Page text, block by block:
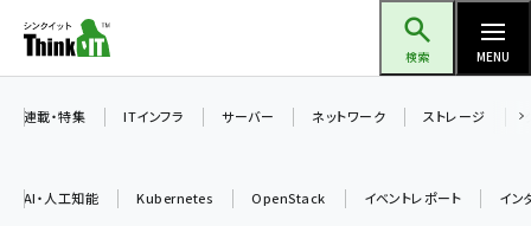
ン
検索 MENU
連載・特集 ITインフラ サーバー ネットワーク ストレージ
AI・人工知能 Kubernetes OpenStack イベントレポート イン